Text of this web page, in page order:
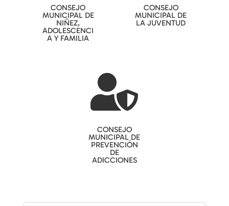
CONSEJO
MUNICIPAL DE
NIÑEZ,
ADOLESCENCI
A Y FAMILIA
CONSEJO
MUNICIPAL DE
LA JUVENTUD

CONSEJO
MUNICIPAL DE
PREVENCIÓN
DE
ADICCIONES